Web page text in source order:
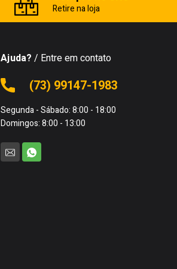
Retire na loja
Ajuda? / Entre em contato
(73) 99147-1983
Segunda - Sábado: 8:00 - 18:00
Domingos: 8:00 - 13:00